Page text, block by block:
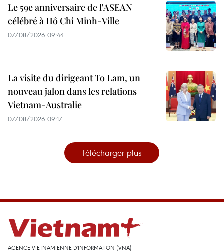
Le 59e anniversaire de l'ASEAN
célébré à Hô Chi Minh-Ville
07/08/2026 09:44
La visite du dirigeant To Lam, un
nouveau jalon dans les relations
Vietnam-Australie
07/08/2026 09:17
Télécharger plus
AGENCE VIETNAMIENNE D'INFORMATION (VNA)